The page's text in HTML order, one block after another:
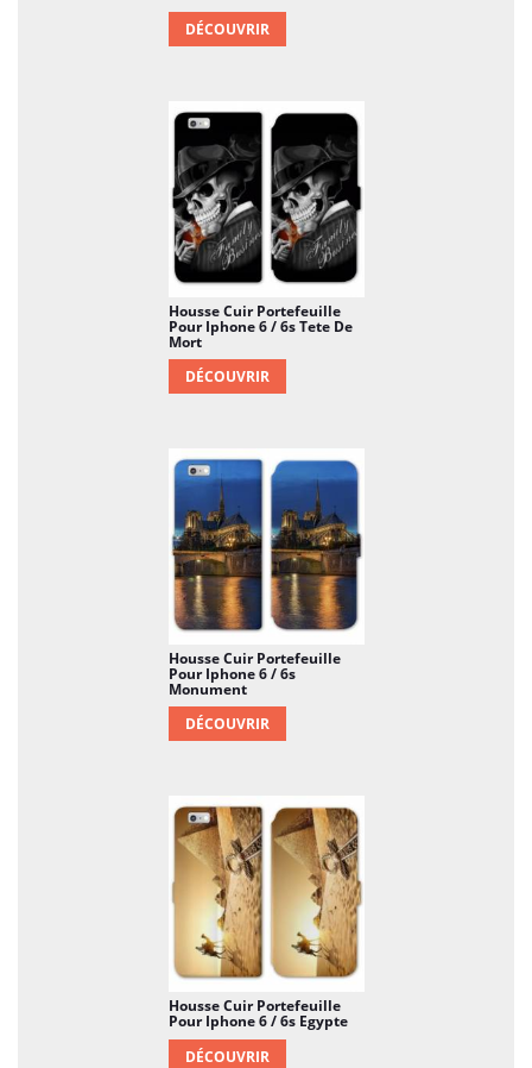
DÉCOUVRIR
Housse Cuir Portefeuille
Pour Iphone 6 / 6s Tete De
Mort
DÉCOUVRIR
Housse Cuir Portefeuille
Pour Iphone 6 / 6s
Monument
DÉCOUVRIR
Housse Cuir Portefeuille
Pour Iphone 6 / 6s Egypte
DÉCOUVRIR